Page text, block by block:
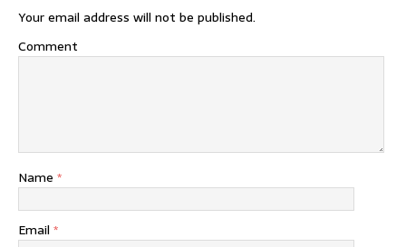
Your email address will not be published.
Comment
Name *
Email *